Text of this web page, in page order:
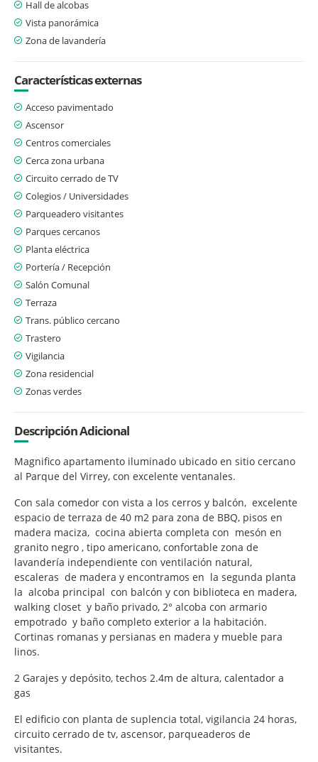
Hall de alcobas
Vista panorámica
Zona de lavandería
Características externas
Acceso pavimentado
Ascensor
Centros comerciales
Cerca zona urbana
Circuito cerrado de TV
Colegios / Universidades
Parqueadero visitantes
Parques cercanos
Planta eléctrica
Portería / Recepción
Salón Comunal
Terraza
Trans. público cercano
Trastero
Vigilancia
Zona residencial
Zonas verdes
Descripción Adicional
Magnifico apartamento iluminado ubicado en sitio cercano
al Parque del Virrey, con excelente ventanales.
Con sala comedor con vista a los cerros y balcón, excelente
espacio de terraza de 40 m2 para zona de BBQ, pisos en
madera maciza, cocina abierta completa con mesón en
granito negro , tipo americano, confortable zona de
lavandería independiente con ventilación natural,
escaleras de madera y encontramos en la segunda planta
la alcoba principal con balcón y con biblioteca en madera,
walking closet y baño privado, 2° alcoba con armario
empotrado y baño completo exterior a la habitación.
Cortinas romanas y persianas en madera y mueble para
linos.
2 Garajes y depósito, techos 2.4m de altura, calentador a
gas
El edificio con planta de suplencia total, vigilancia 24 horas,
circuito cerrado de tv, ascensor, parqueaderos de
visitantes.